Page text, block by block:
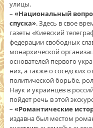
улицы.
– «Национальный
спуска». Здесь в свое
газеты «Киевский
федерации свободных
монархической
основателей первого
них, а также о соседских
политической борьбе,
Наук и украинцев в
пойдет речь в этой
– «Романтические
издавна был местом